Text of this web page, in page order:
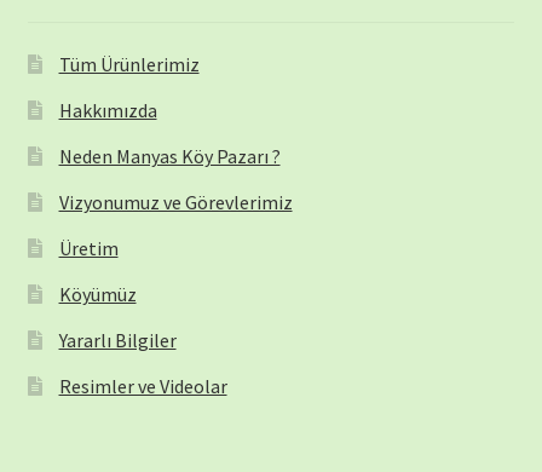
Tüm Ürünlerimiz
Hakkımızda
Neden Manyas Köy Pazarı ?
Vizyonumuz ve Görevlerimiz
Üretim
Köyümüz
Yararlı Bilgiler
Resimler ve Videolar